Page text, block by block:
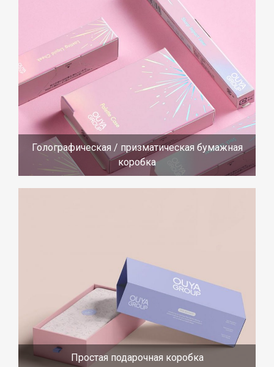
Голографическая / призматическая бумажная
коробка
Простая подарочная коробка